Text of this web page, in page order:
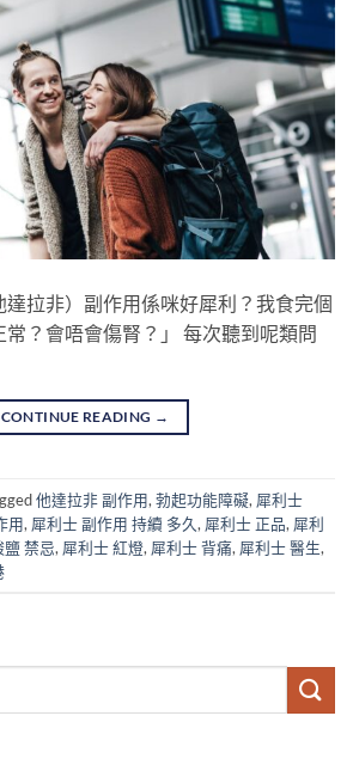
達拉非）副作用係咪好犀利？我食完個
？會唔會傷腎？」 每次聽到呢類問
CONTINUE READING →
他達拉非 副作用, 勃起功能障礙, 犀利士
用, 犀利士 副作用 持續 多久, 犀利士 正品, 犀利
鹽 禁忌, 犀利士 紅燈, 犀利士 背痛, 犀利士 醫生,